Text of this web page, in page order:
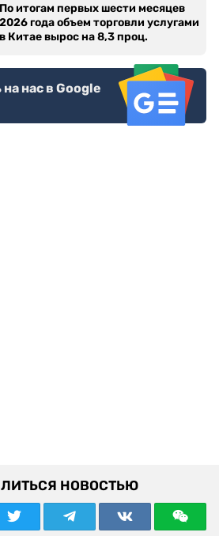
По итогам первых шести месяцев
2026 года объем торговли услугами
в Китае вырос на 8,3 проц.
нас в Google
НОВОСТЬЮ